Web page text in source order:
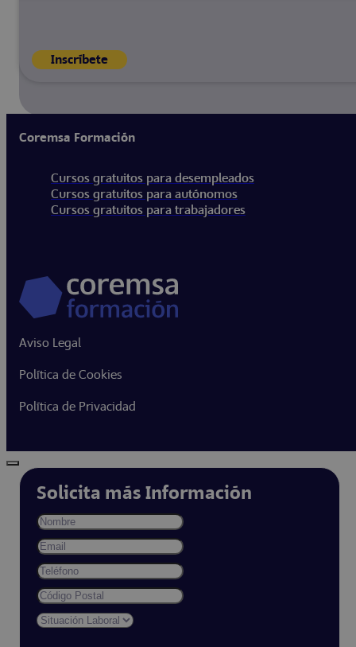
Inscríbete
Coremsa Formación
Cursos gratuitos para desempleados
Cursos gratuitos para autónomos
Cursos gratuitos para trabajadores
Aviso Legal
Política de Cookies
Política de Privacidad
Solicita más Información